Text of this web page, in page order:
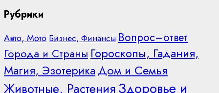
Рубрики
Авто, МотоБизнес, Финансы Вопрос–ответ
Города и Страны Гороскопы, Гадания,
Магия, Эзотерика Дом и Семья
Животные, Растения Здоровье и